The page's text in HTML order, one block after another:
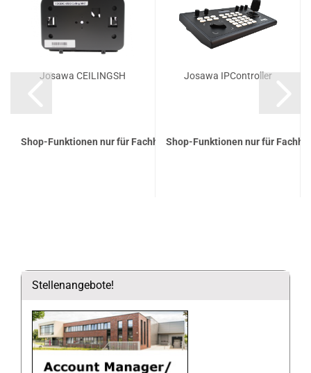
Josawa CEILINGSH
Shop-Funktionen nur für Fachhandelspartner
Josawa IPController
Shop-Funktionen nur für
Stellenangebote!